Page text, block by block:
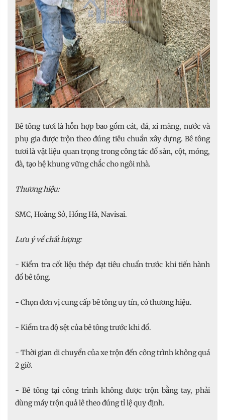
Bê tông tươi là hỗn hợp bao gồm cát, đá, xi măng, nước và
phụ gia được trộn theo đúng tiêu chuẩn xây dựng. Bê tông
tươi là vật liệu quan trọng trong công tác đổ sàn, cột, móng,
đà, tạo hệ khung vững chắc cho ngôi nhà.
Thương hiệu:
SMC, Hoàng Sở, Hồng Hà, Navisai.
Lưu ý về chất lượng:
- Kiểm tra cốt liệu thép đạt tiêu chuẩn trước khi tiến hành
đổ bê tông.
- Chọn đơn vị cung cấp bê tông uy tín, có thương hiệu.
- Kiểm tra độ sệt của bê tông trước khi đổ.
- Thời gian di chuyển của xe trộn đến công trình không quá
2 giờ.
- Bê tông tại công trình không được trộn bằng tay, phải
dùng máy trộn quả lê theo đúng tỉ lệ quy định.